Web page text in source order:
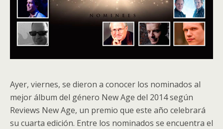
Ayer, viernes, se dieron a conocer los nominados al
mejor álbum del género New Age del 2014 según
Reviews New Age, un premio que este año celebrará
su cuarta edición. Entre los nominados se encuentra el